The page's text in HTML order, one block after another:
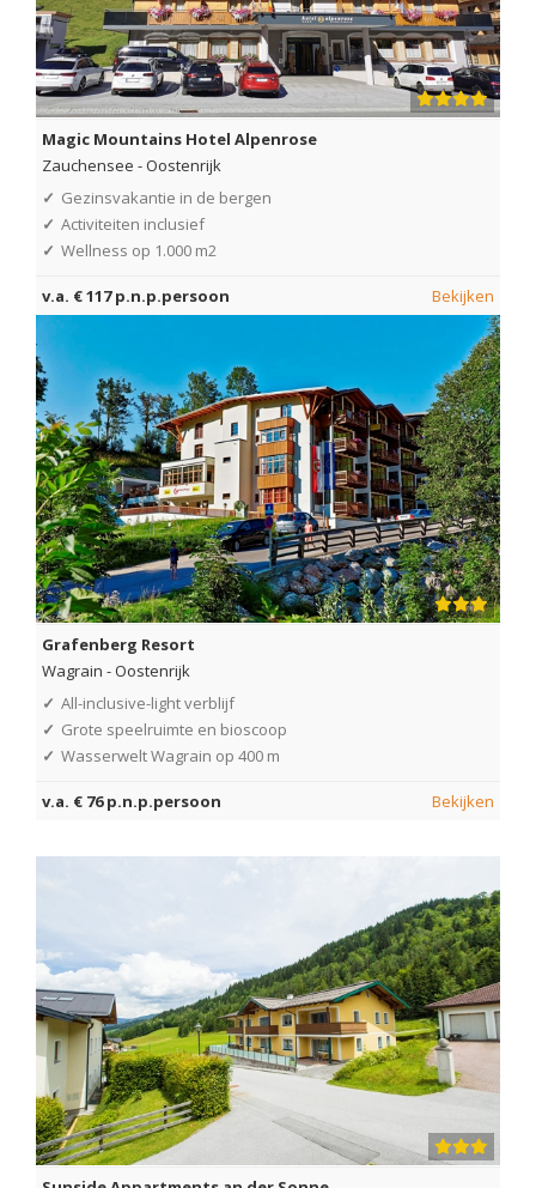
Magic Mountains Hotel Alpenrose
Zauchensee -Oostenrijk
✓ Gezinsvakantie in de bergen
✓ Activiteiten inclusief
✓ Wellness op 1.000 m2
v.a. € 117 p.n.p.persoon Bekijken
Grafenberg Resort
Wagrain -Oostenrijk
✓ All-inclusive-light verblijf
✓ Grote speelruimte en bioscoop
✓ Wasserwelt Wagrain op 400 m
v.a. € 76 p.n.p.persoon Bekijken